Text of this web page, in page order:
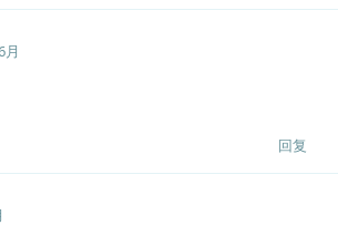
月
回复